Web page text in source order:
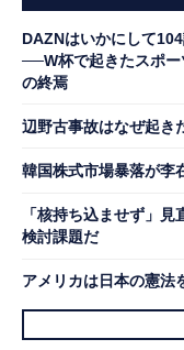
DAZNはいかにして
──W杯で起きたスポー
の終焉
辺野古事故はなぜ起き
韓国株式市場暴落が李
「核持ち込ませず」
検討課題だ
アメリカは日本の憲法